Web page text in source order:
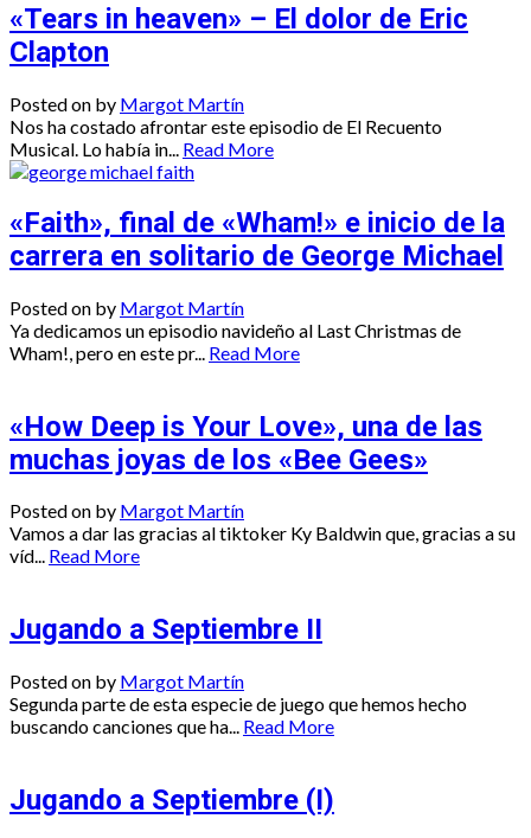
«Tears in heaven» – El dolor de Eric
Clapton
Posted on by Margot Martín
Nos ha costado afrontar este episodio de El Recuento
Musical. Lo había in... Read More
«Faith», final de «Wham!» e inicio de la
carrera en solitario de George Michael
Posted on by Margot Martín
Ya dedicamos un episodio navideño al Last Christmas de
Wham!, pero en este pr...
Read More
«How Deep is Your Love», una de las
muchas joyas de los «Bee Gees»
Posted on by Margot Martín
Vamos a dar las gracias al tiktoker Ky Baldwin que, gracias a su
víd... Read More
Jugando a Septiembre II
Posted on by Margot Martín
Segunda parte de esta especie de juego que hemos hecho
buscando canciones que ha... Read More
Jugando a Septiembre (I)